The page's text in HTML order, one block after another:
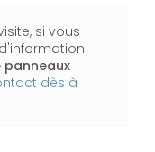
si vous
panneaux
dès à